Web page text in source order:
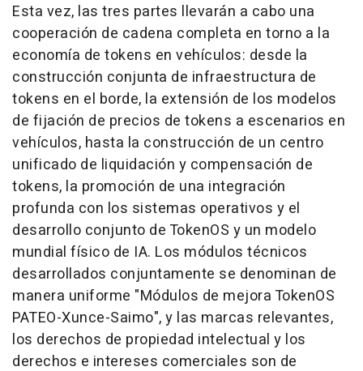
Esta vez, las tres partes llevarán a cabo una
cooperación de cadena completa en torno a la
economía de tokens en vehículos: desde la
construcción conjunta de infraestructura de
tokens en el borde, la extensión de los modelos
de fijación de precios de tokens a escenarios en
vehículos, hasta la construcción de un centro
unificado de liquidación y compensación de
tokens, la promoción de una integración
profunda con los sistemas operativos y el
desarrollo conjunto de TokenOS y un modelo
mundial físico de IA. Los módulos técnicos
desarrollados conjuntamente se denominan de
manera uniforme "Módulos de mejora TokenOS
PATEO-Xunce-Saimo", y las marcas relevantes,
los derechos de propiedad intelectual y los
derechos e intereses comerciales son de